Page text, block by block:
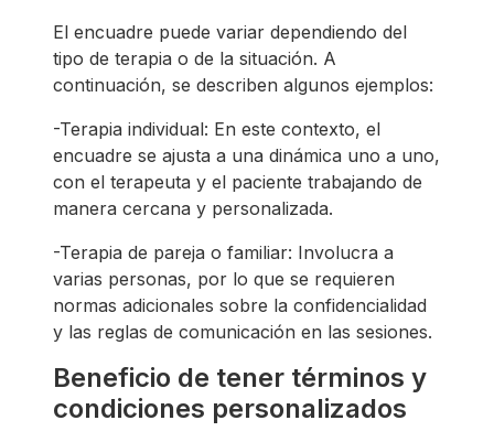
El encuadre puede variar dependiendo del
tipo de terapia o de la situación. A
continuación, se describen algunos ejemplos:
-Terapia individual: En este contexto, el
encuadre se ajusta a una dinámica uno a uno,
con el terapeuta y el paciente trabajando de
manera cercana y personalizada.
-Terapia de pareja o familiar: Involucra a
varias personas, por lo que se requieren
normas adicionales sobre la confidencialidad
y las reglas de comunicación en las sesiones.
Beneficio de tener términos y
condiciones personalizados